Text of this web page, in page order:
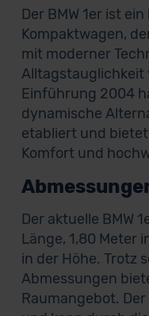
Der BMW 1er ist
Kompaktwagen,
mit moderner
Alltagstauglichkeit
Einführung 2004
dynamische
etabliert und
Komfort und
Der aktuelle BMW
Länge, 1,80 Meter
in der Höhe. Trotz
Abmessungen
Raumangebot.